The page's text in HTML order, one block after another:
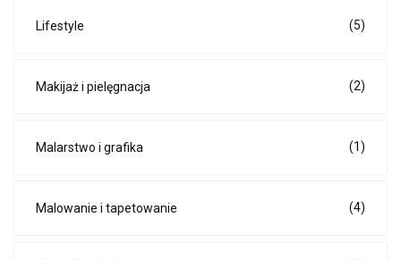
Lifestyle (5)
Makijaż i pielęgnacja (2)
Malarstwo i grafika (1)
Malowanie i tapetowanie (4)